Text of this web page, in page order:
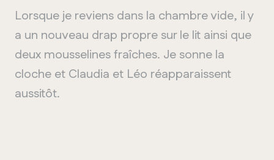
Lorsque je reviens dans la chambre vide, il y
a un nouveau drap propre sur le lit ainsi que
deux mousselines fraîches. Je sonne la
cloche et Claudia et Léo réapparaissent
aussitôt.